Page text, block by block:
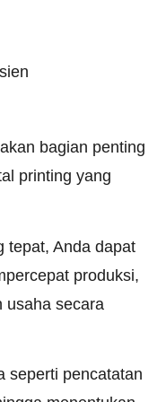
bagian penting
printing yang
tepat, Anda dapat
produksi,
usaha secara
seperti pencatatan